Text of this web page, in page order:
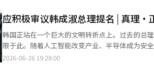
惠政策是不可避免的。 特别是便利店是消费者使用频率较高的生活行业。根据国家数据处的统计，去年5月便利店的
销售额达到了2.8887万亿韩元，同比增长5.6%。
店也是频繁进行信用卡支付的行业，因此此次优惠调整对消费者的
和奖励优惠在信用卡公司看来都是成本，因此可
的扩展，使得原本集中在某些行业的优惠政策也
升店铺运营效率的功能，自去年11月推出以来迅速普及，目前
生存竞争力息息相关的背景下，此次协议被视为
Npay支付服务负责人李香哲表示：“我们将积
本报道经人工智能（AI）系统翻译与编辑。
应积极审议韩成淑总理提名 | 真理·
韩国正站在一个巨大的文明转折点上。过去的总
限于此。随着人工智能改变产业、半导体成为安
随之改变。 总理不仅是简单的政治协调者，更应成为国家未来战略的总指挥。从这个角度来看，韩成淑总理候选人是
2026-06-26 19:28:00